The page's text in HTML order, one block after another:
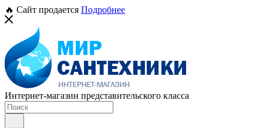
🔥 Сайт продается Подробнее
Интернет-магазин представительского класса